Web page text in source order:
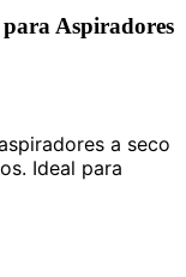
Aspiradores
a seco
Ideal para